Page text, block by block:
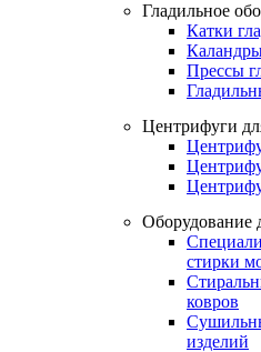
Гладильное
Катки
Прессы
Центрифуги
Оборудование
стирки
ковров
изделий